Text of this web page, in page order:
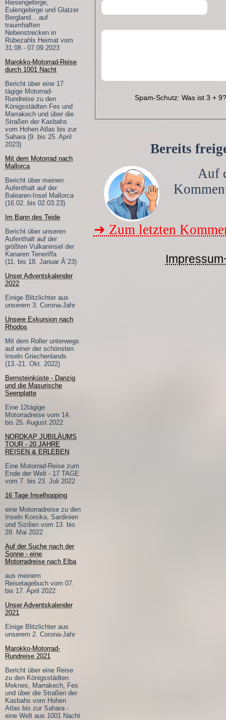
Riesengebirge,
Eulengebirge und Glatzer
Bergland... auf
traumhaften
Nebenstrecken in
Rübezahls Heimat vom
31.08 - 07.09.2023
Marokko-Motorrad-Reise
durch 1001 Nacht
Bericht über eine 17
tägige Motorrad-
Rundreise zu den
Königsstädten Fes und
Marrakech und über die
Straßen der Kasbahs
vom Hohen Atlas bis zur
Sahara (9. bis 25. April
2023)
Mit dem Motorrad nach
Mallorca
Bericht über meinen
Aufenthalt auf der
Balearen-Insel Mallorca
(16.02. bis 02.03.23)
Im Bann des Teide
Bericht über unseren
Aufenthalt auf der
größten Vulkaninsel der
Kanaren Teneriffa
(11. bis 18. Januar Â´23)
Unser Adventskalender
2022
Einige Blitzlichter aus
unserem 3. Corona-Jahr
Unsere Exkursion nach
Rhodos
Mit dem Roller unterwegs
auf einer der schönsten
Inseln Griechenlands
(13.-21. Okt. 2022)
Bernsteinküste - Danzig
und die Masurische
Seenplatte
Eine 12tägige
Motorradreise vom 14.
bis 25. August 2022
NORDKAP JUBILÄUMS
TOUR - 20 JAHRE
REISEN & ERLEBEN
Eine Motorrad-Reise zum
Ende der Welt - 17 TAGE
vom 7. bis 23. Juli 2022
16 Tage Inselhopping
eine Motorradreise zu den
Inseln Korsika, Sardinien
und Sizilien vom 13. bis
28. Mai 2022
Auf der Suche nach der
Sonne - eine
Motorradreise nach Elba
aus meinem
Reisetagebuch vom 07.
bis 17. April 2022
Unser Adventskalender
2021
Einige Blitzlichter aus
unserem 2. Corona-Jahr
Marokko-Motorrad-
Rundreise 2021
Bericht über eine Reise
zu den Königsstädten
Meknes, Marrakech, Fes
und über die Straßen der
Kasbahs vom Hohen
Atlas bis zur Sahara -
eine Welt aus 1001 Nacht
Spam-Schutz: Was ist 3 +
Bereits
Auf
➜ Zum letzten